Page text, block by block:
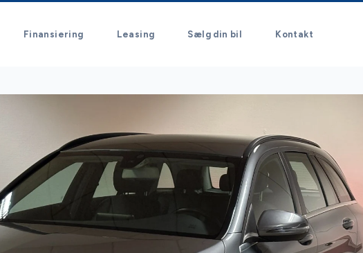
Finansiering Leasing Sælg din bil Kontakt